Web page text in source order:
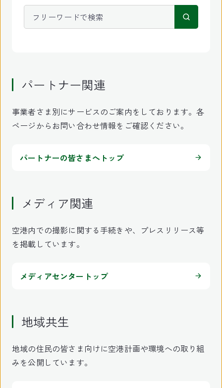
フリーワードで検索
パートナー関連
事業者さま別にサービスのご案内をしております。各
ページからお問い合わせ情報をご確認ください。
パートナーの皆さまへトップ
メディア関連
空港内での撮影に関する手続きや、プレスリリース等
を掲載しています。
メディアセンタートップ
地域共生
地域の住民の皆さま向けに空港計画や環境への取り組
みを公開しています。